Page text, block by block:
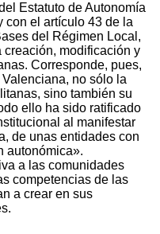
Estatuto de Autonomía
con el artículo 43 de la
del Régimen Local,
modificación y
Corresponde, pues,
no sólo la
sino también su
ello ha sido ratificado
al manifestar
de unas entidades con
autonómica».
a las comunidades
competencias de las
a crear en sus